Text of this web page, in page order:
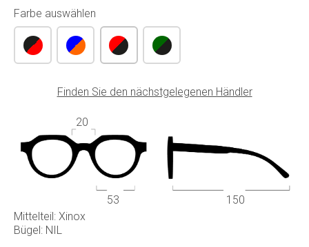
Mittelteil: Xinox
Bügel: NIL
Farbe auswählen
Finden Sie den nächstgelegenen Händler
53
20
150